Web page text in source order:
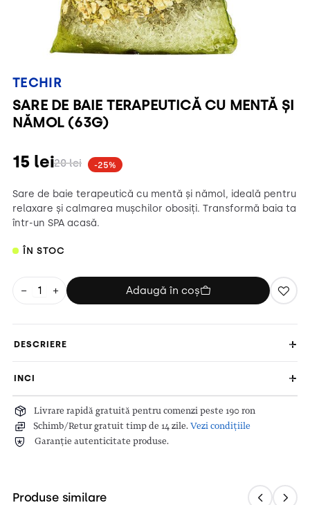
TECHIR
SARE DE BAIE TERAPEUTICĂ CU MENTĂ ȘI
NĂMOL (63G)
20lei
15 lei -25%
Sare de baie terapeutică cu mentă și nămol, ideală pentru
relaxare și calmarea mușchilor obosiți. Transformă baia ta
într-un SPA acasă.
ÎN STOC
− + Adaugă în coș
DESCRIERE
INCI
Livrare rapidă gratuită pentru comenzi peste 190 ron
Schimb/Retur gratuit timp de 14 zile. Vezi condițiile
Garanție autenticitate produse.
Produse similare